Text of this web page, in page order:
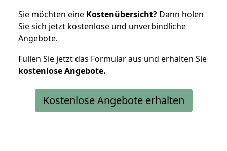
Sie möchten eine Kostenübersicht? Dann holen
Sie sich jetzt kostenlose und unverbindliche
Angebote.
Füllen Sie jetzt das Formular aus und erhalten Sie
kostenloseAngebote.
Kostenlose Angebote erhalten